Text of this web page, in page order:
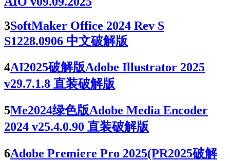
3SoftMaker Office 2024 Rev S
S1228.0906 中文破解版
4AI2025破解版Adobe Illustrator 2025
v29.7.1.8 直装破解版
5Me2024绿色版Adobe Media Encoder
2024 v25.4.0.90 直装破解版
6Adobe Premiere Pro 2025(PR2025破解